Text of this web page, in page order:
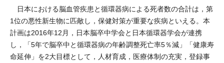
日本における脳血管疾患と循環器病による死者数の合計は，第
1位の悪性新生物に匹敵し，保健対策が重要な疾病といえる。本
計画は2016年12月，日本脳卒中学会と日本循環器学会が連携
し，「5年で脳卒中と循環器病の年齢調整死亡率5％減」「健康寿
命延伸」を2大目標として，人材育成，医療体制の充実，登録事